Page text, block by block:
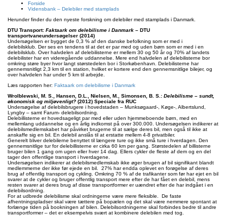
Forside
Vidensbank – Delebiler med stamplads
Herunder finder du den nyeste forskning om delebiler med stamplads i Danmark.
DTU Transport: Faktaark om delebilisme i Danmark – DTU
transportvaneundersøgelser (2014)
Undersøgelsen er bygget de 0,3 % af den danske befolkning som er med i
delebilsklub. Der ses en tendens til at det er par med og uden børn som er med i en
delebilsklub. Over halvdelen af delebilisterne er mellem 30 og 50 år og 70% af landets
delebilister har en videregående uddannelse. Mere end halvdelen af delebilisterne bor
omkring støre byer hvor langt størstedelen bor i Storkøbenhavn. Delebilisterne har
gennemsnitligt 2,3 km til en station, hvilket er kortere end den gennemsnitlige bilejer, og
over halvdelen har under 5 km til arbejde.
Læs rapporten her: Faktaark om delebilisme i Danmark
Wrolblewski , M. S., Hansen , D.L., Nielsen , M., Simonsen, B. S.: Delebilisme – sundt,
økonomisk og miljøvenligt? (2012) Speciale fra RUC
Undersøgelse af delebilsbrugere i hovedstaden – Munksøgaard-, Køge-, Albertslund,
Lyngby – samt Farum- delebilsordning.
Delebillisterne er hovedsageligt par med eller uden hjemmeboende børn, med en
mellemlang uddannelse og en årlig indkomst på over 300.000. Undersøgelsen indikerer at
delebilsmedlemskabet har påvirket brugerne til at sælge deres bil, men også til ikke at
anskaffe sig en bil. En delebil anslås til at erstatte mellem 4-8 privatbiler.
Generelt bliver delebilerne benyttet til længere ture og ikke små ture i hverdagen. Den
gennemsnitlige tur for delebillisterne er cirka 60 km per gang. Størstedelen af billisterne
bruger bilen 1 gang om ugen eller hver 14 dag. Ellers cykler de fleste af dem og en del
tager den offentlige transport i hverdagene.
Undersøgelsen indikerer at delebilsmedlemskab ikke øger brugen af bil signifikant blandt
medlemmerne der ikke før ejede en bil. 27% har endda oplevet en forøgelse af deres
brug af offentlig transport og cykling. Omkring 70 % af de trafikanter som før har ejet en bil
svarer at de cykler og bruger offentlig transport mere efter de har fået en delebil, mens
resten svarer at deres brug af disse transportformer er uændret efter de har indgået i en
delebilsordning.
For at udbrede delebilisme skal ordningerne være mere fleksible. De faste
afhentningspladser skal være tættere på bopælen og det skal være nemmere spontant at
forlænge tiden på bookningen af bilen. Delebilsordningerne skal forbindes bedre til andre
transportformer – det er eksempelvis svært at kombinere delebilen med tog.